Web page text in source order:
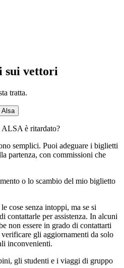
sui vettori
tratta.
Alsa
ALSA è ritardato?
semplici. Puoi adeguare i biglietti
partenza, con commissioni che
o lo scambio del mio biglietto
cose senza intoppi, ma se si
contattarle per assistenza. In alcuni
non essere in grado di contattarti
gli aggiornamenti da solo
inconvenienti.
gli studenti e i viaggi di gruppo